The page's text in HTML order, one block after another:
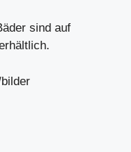
sind auf